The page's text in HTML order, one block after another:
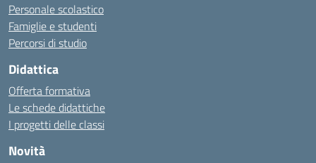
Personale scolastico
Famiglie e studenti
Percorsi di studio
Didattica
Offerta formativa
Le schede didattiche
I progetti delle classi
Novità